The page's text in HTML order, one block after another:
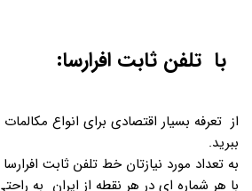
با تلفن ثابت افرارسا:
از تعرفه بسیار اقتصادی برای انواع
ببرید.
به تعداد مورد نیازتان خط تلفن ثابت
با هر شماره ای در هر نقطه از ایران به